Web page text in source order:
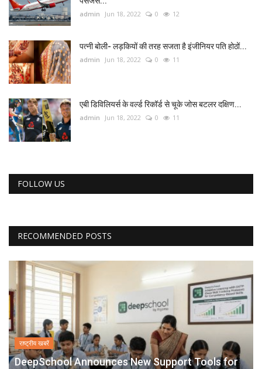
admin Jun 18, 2022 0 12
पत्नी बोली- लड़कियों की तरह सजता है इंजीनियर पति होठों...
admin Jun 18, 2022 0 11
एबी डिविलियर्स के वर्ल्ड रिकॉर्ड से चूके जोस बटलर दक्षिण...
admin Jun 18, 2022 0 11
FOLLOW US
RECOMMENDED POSTS
राष्ट्रीय खबरें
DeepSchool Announces New Support Tools for